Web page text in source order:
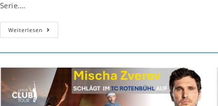
Serie.…
Weiterlesen Spielbanken-
Masters